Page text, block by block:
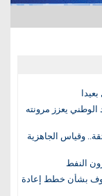
الوطني يعزز مرونته
وقياس الجاهزية
النفط
بشأن خطط إعادة